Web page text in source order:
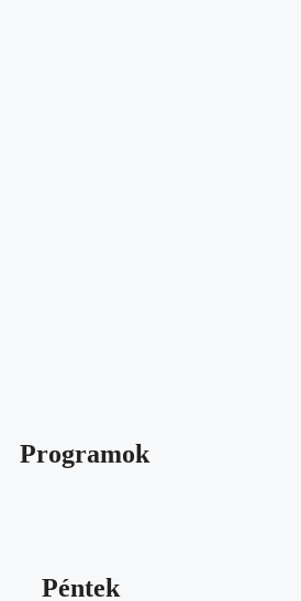
Programok
Péntek